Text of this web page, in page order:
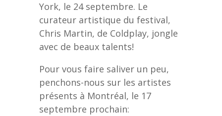
York, le 24 septembre. Le
curateur artistique du festival,
Chris Martin, de Coldplay, jongle
avec de beaux talents!
Pour vous faire saliver un peu,
penchons-nous sur les artistes
présents à Montréal, le 17
septembre prochain: